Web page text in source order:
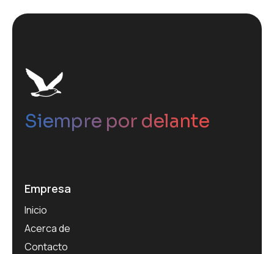
Siempre por delante
Empresa
Inicio
Acerca de
Contacto